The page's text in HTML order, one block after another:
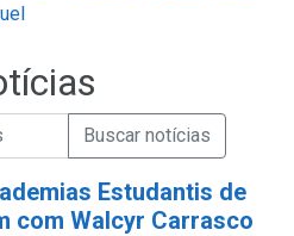
de Notícias
informaçõesEnviar a Busca de Notícias
Estudantis de
com Walcyr Carrasco